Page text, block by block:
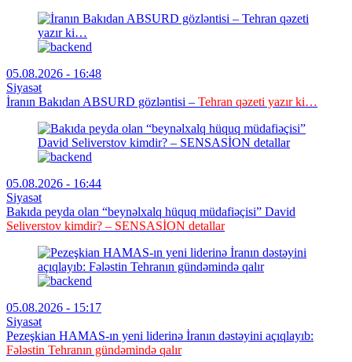
05.08.2026 - 16:48
Siyasət
İranın Bakıdan ABSURD gözləntisi – Tehran qəzeti yazır ki…
05.08.2026 - 16:44
Siyasət
Bakıda peyda olan “beynəlxalq hüquq müdafiəçisi” David
Seliverstov kimdir? – SENSASİON detallar
05.08.2026 - 15:17
Siyasət
Pezeşkian HAMAS-ın yeni liderinə İranın dəstəyini açıqlayıb:
Fələstin Tehranın gündəmində qalır